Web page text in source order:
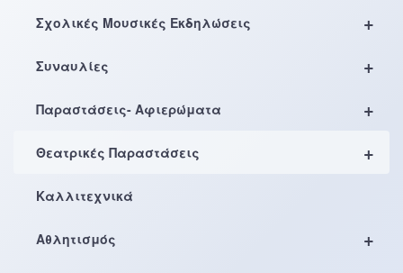
+
Σχολικές Μουσικές Εκδηλώσεις
+
Συναυλίες
+
Παραστάσεις- Αφιερώματα
+
Θεατρικές Παραστάσεις
Καλλιτεχνικά
+
Αθλητισμός